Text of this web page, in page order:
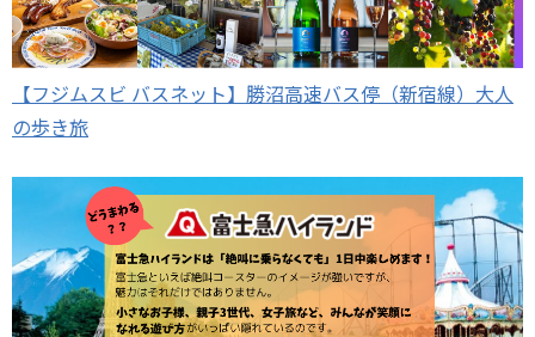
【フジムスビ バスネット】勝沼高速バス停（新宿線）大人
の歩き旅